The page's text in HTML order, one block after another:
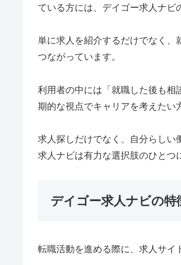
ている方には、デイゴー求人ナビ
単に求人を紹介するだけでなく、
つながっています。
利用者の中には「就職した後も相
期的な視点でキャリアを考えたい
求人探しだけでなく、自分らしい
求人ナビは有力な選択肢のひとつ
デイゴー求人ナビの
転職活動を進める際に、求人サイ